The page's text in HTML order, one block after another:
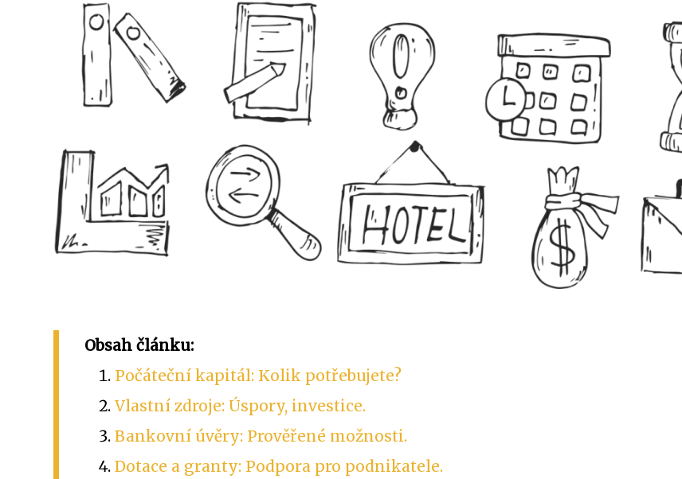
Obsah článku:
Počáteční kapitál: Kolik potřebujete?
Vlastní zdroje: Úspory, investice.
Bankovní úvěry: Prověřené možnosti.
Dotace a granty: Podpora pro podnikatele.